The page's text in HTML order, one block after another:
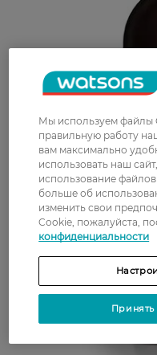
Мы используем файлы
правильную работу
вам максимально
использовать наш
использование
больше об
изменить свои
Cookie, пожалуйста,
конфиденциальности